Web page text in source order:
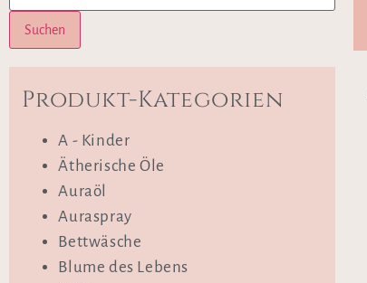
Suchen
Produkt-Kategorien
A - Kinder
Ätherische Öle
Auraöl
Auraspray
Bettwäsche
Blume des Lebens